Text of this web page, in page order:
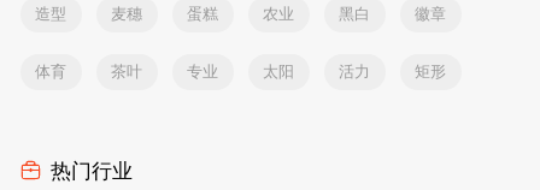
造型 麦穗 蛋糕 农业 黑白 徽章
体育 茶叶 专业 太阳 活力 矩形
热门行业